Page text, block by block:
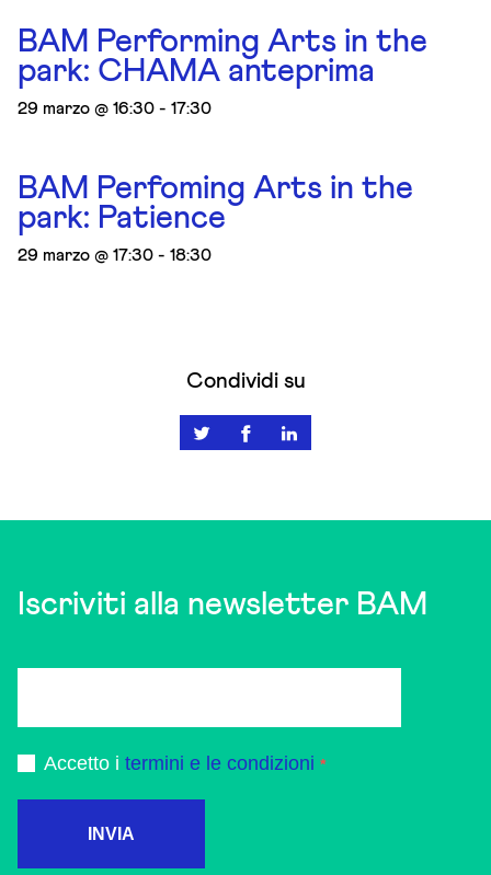
BAM Performing Arts in the
park: CHAMA anteprima
29 marzo @ 16:30 - 17:30
BAM Perfoming Arts in the
park: Patience
29 marzo @ 17:30 - 18:30
Condividi su
Iscriviti alla newsletter BAM
Accetto i termini e le condizioni
INVIA